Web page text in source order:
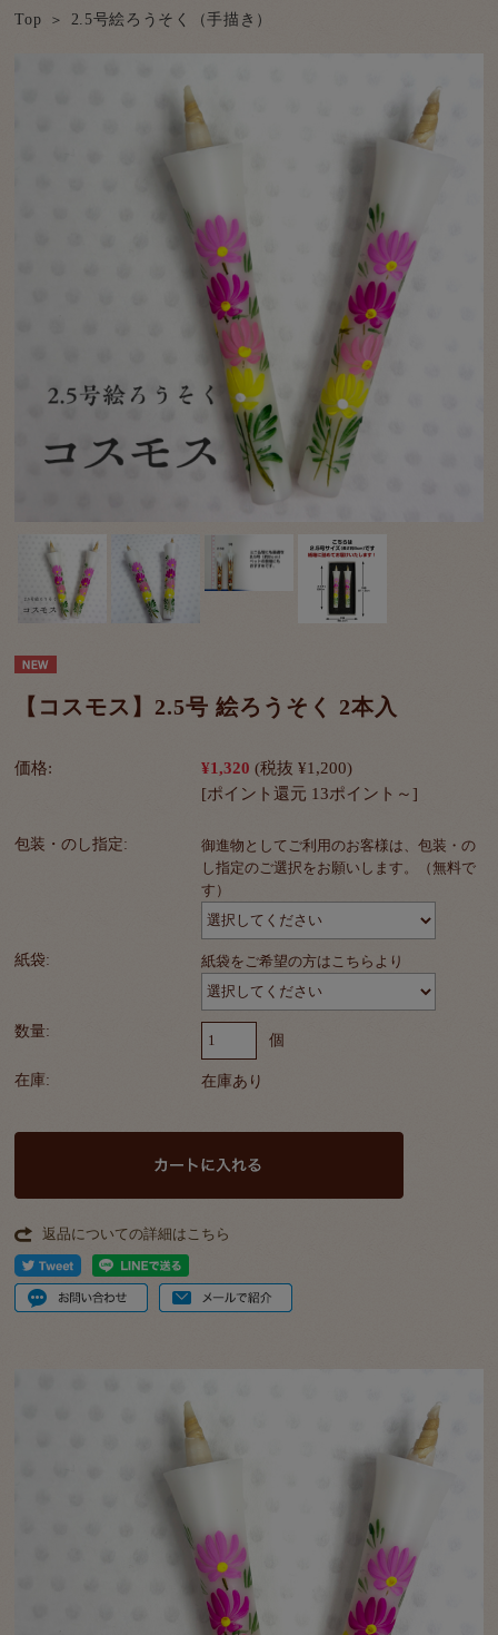
Top 2.5号絵ろうそく（手描き）
【コスモス】2.5号 絵ろうそく 2本入
価格: ¥1,320 (税抜 ¥1,200)
[ポイント還元 13ポイント～]
包装・のし指定:
御進物としてご利用のお客様は、包装・の
し指定のご選択をお願いします。（無料で
す）
紙袋: 紙袋をご希望の方はこちらより
数量:
個
在庫: 在庫あり
返品についての詳細はこちら